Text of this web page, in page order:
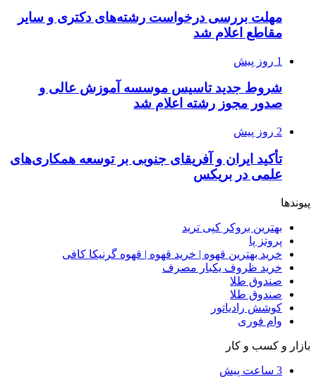
مهلت بررسی درخواست رشته‌های دکتری و سایر
مقاطع اعلام شد
1 روز پیش
شروط جدید تاسیس موسسه آموزش عالی و
صدور مجوز رشته اعلام شد
2 روز پیش
تأکید ایران و آفریقای جنوبی بر توسعه همکاری‌های
علمی در بریکس
پیوندها
بهترین بروکر کپی ترید
پروتز پا
خرید بهترین قهوه | خرید قهوه | قهوه گرنیکا کافی
خرید ظروف یکبار مصرف
صندوق طلا
صندوق طلا
کوشش رادیاتور
وام فوری
بازار و کسب و کار
3 ساعت پیش